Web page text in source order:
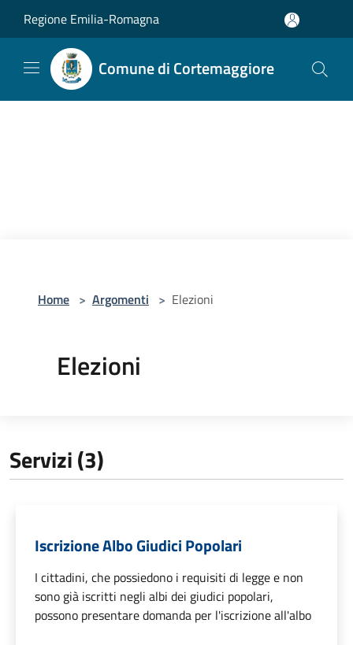
Regione Emilia-Romagna
Comune di Cortemaggiore
Home > Argomenti > Elezioni
Elezioni
Servizi (3)
Iscrizione Albo Giudici Popolari
I cittadini, che possiedono i requisiti di legge e non
sono già iscritti negli albi dei giudici popolari,
possono presentare domanda per l'iscrizione all'albo